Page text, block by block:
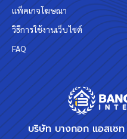
บริษัท บางกอก แอสเซ
แพ็คเกจโฆษณา
วิธีการใช้งานเว็บไซต์
FAQ